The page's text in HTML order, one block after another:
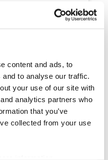
content and ads, to
to analyse our traffic.
your use of our site with
analytics partners who
that you’ve
collected from your use
affect patient
still be able to
creating an
the feature 
4, 2024